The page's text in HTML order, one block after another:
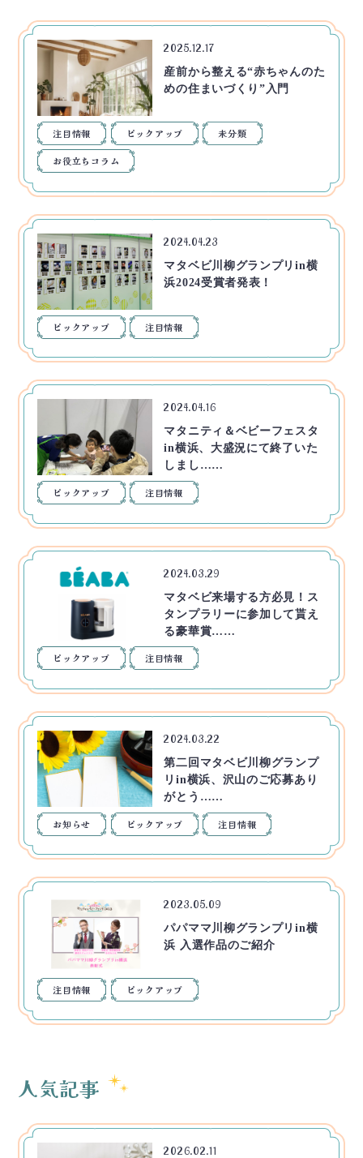
2025.12.17
産前から整える“赤ちゃんのた
めの住まいづくり”入門
注目情報 ピックアップ 未分類
お役立ちコラム
2024.04.23
マタベビ川柳グランプリin横
浜2024受賞者発表！
ピックアップ 注目情報
2024.04.16
マタニティ＆ベビーフェスタ
in横浜、大盛況にて終了いた
しまし……
ピックアップ 注目情報
2024.03.29
マタベビ来場する方必見！ス
タンプラリーに参加して貰え
る豪華賞……
ピックアップ 注目情報
2024.03.22
第二回マタベビ川柳グランプ
リin横浜、沢山のご応募あり
がとう……
お知らせ ピックアップ 注目情報
2023.05.09
パパママ川柳グランプリin横
浜 入選作品のご紹介
注目情報 ピックアップ
人気記事
2026.02.11